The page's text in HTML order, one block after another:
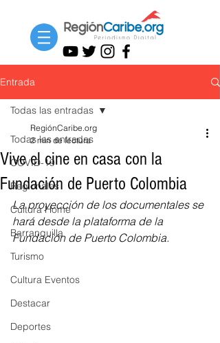
Entrada
Todas las entradas
COVID-19
Regionales
Cultura Home
Barranquilla
Turismo
Cultura Eventos
Destacar
Deportes
Todas las entradas
Vive el cine en casa con la
Fundación de Puerto Colombia
RegiónCaribe.org
2 min de lectura
La proyección de los documentales se
hará desde la plataforma de la
Fundación de Puerto Colombia.